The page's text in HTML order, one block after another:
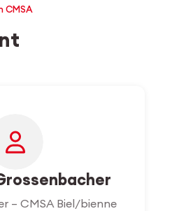
CMSA
– CMSA Biel/bienne